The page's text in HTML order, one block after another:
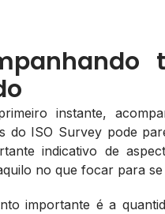
instante,
do ISO Survey pode
indicativo de
no que focar para
importante é a